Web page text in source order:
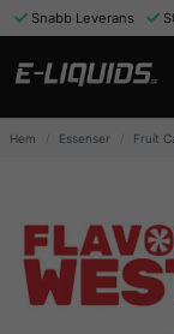
Snabb Leverans
Hem Essenser Fruit